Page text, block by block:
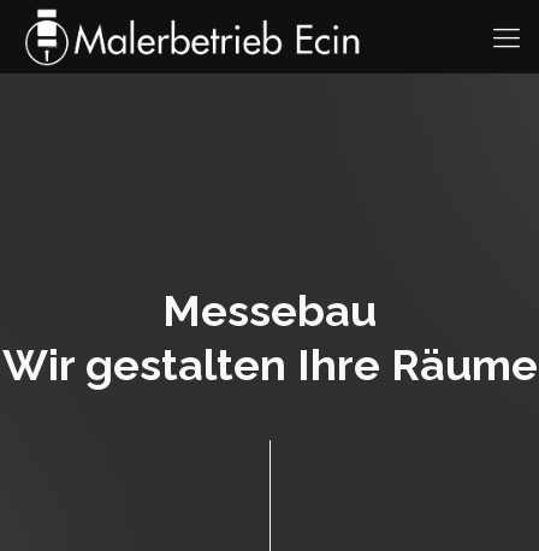
Messebau
Wir gestalten Ihre Räume